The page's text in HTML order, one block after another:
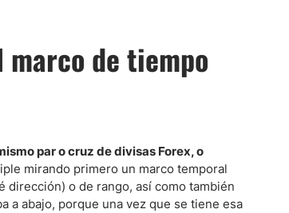
de tiempo
par o cruz de divisas Forex, o
mirando primero un marco temporal
dirección) o de rango, así como también
a abajo, porque una vez que se tiene esa